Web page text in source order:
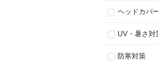
ヘッドカバ
UV・暑さ対
防寒対策